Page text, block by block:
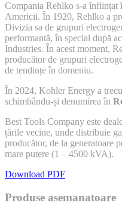
Compania Rehlko s-a înființat
Americii. În 1920, Rehlko a
Divizia sa de grupuri
performantă, în special după
Industries. În acest moment,
producător de grupuri
de tendințe în domeniu.
În 2024, Kohler Energy a
schimbându-și denumirea în
Best Tools Company este
țările vecine, unde distribuie
producător, de la generatoare
mare putere (1 – 4500 kVA).
Download PDF
Produse asemanatoare